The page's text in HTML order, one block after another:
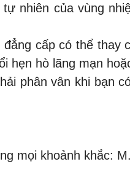
nhiên của vùng
cấp có thể
hẹn hò lãng mạn
phân vân khi bạn
mọi khoảnh khắc: